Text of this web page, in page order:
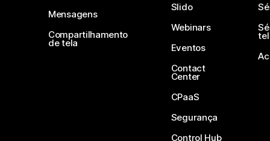
Mensagens
Compartilhamento
de tela
Slido
Webinars
Eventos
Contact
Center
CPaaS
Segurança
Control Hub